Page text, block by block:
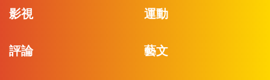
影視 運動
評論 藝文